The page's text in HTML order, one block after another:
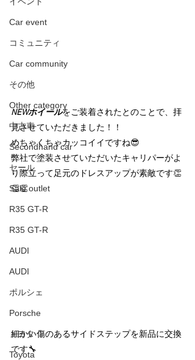
Car event
コミュニティ
Car community
その他
Other category
中古車
Secondhand car
セール
Sale outlet
R35 GT-R
R35 GT-R
AUDI
AUDI
ポルシェ
Porsche
トヨタ
Toyota
NEWホイールをご装着されたとのことで、拝
見させていただきました！！
めちゃくちゃカッコイイですね😎
弊社で塗装させていただいたキャリパーがよ
り際立って足元のドレスアップが素敵です👏
👏👏
細かい傷のあるサイドステップを新品に交換
です🔧